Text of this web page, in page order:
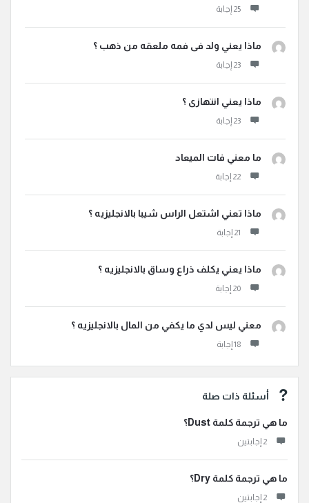
ماذا يعني ولد فى فمه ملعقه من ذهب ؟
ماذا يعني انتهازى ؟
ما معني فات الميعاد
ماذا تعني اشتعل الراس شيبا بالانجليزيه ؟
ماذا يعني يكلف ذراع وساق بالانجليزيه ؟
معني ليس لدي ما يكفي من المال بالانجليزيه ؟
أسئلة ذات صلة
ما هي ترجمة كلمة Dust؟
‫2 إجابتين
ما هي ترجمة كلمة Dry؟
‫2 إجابتين